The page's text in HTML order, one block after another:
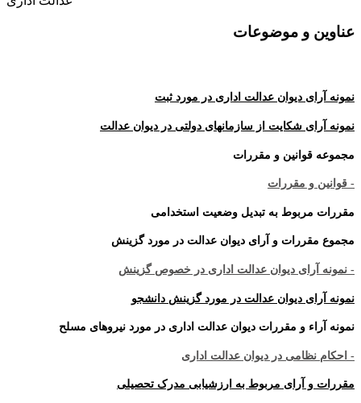
عناوین و موضوعات
نمونه آرای دیوان عدالت اداری در مورد ثبت
نمونه آرای شکایت از سازمانهای دولتی در دیوان عدالت
مجموعه قوانین و مقررات
- قوانین و مقررات
مقررات مربوط به تبدیل وضعیت استخدامی
مجموع مقررات و آرای دیوان عدالت در مورد گزینش
- نمونه آرای دیوان عدالت اداری در خصوص گزینش
نمونه آرای دیوان عدالت در مورد گزینش دانشجو
نمونه آراء و مقررات دیوان عدالت اداری در مورد نیروهای مسلح
- احکام نظامی در دیوان عدالت اداری
مقررات و آرای مربوط به ارزشیابی مدرک تحصیلی